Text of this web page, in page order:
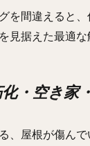
を間違えると
見据えた最適な
・空き家
、屋根が傷ん